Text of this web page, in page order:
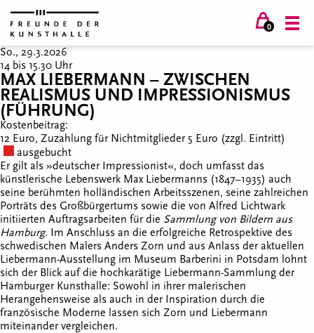
0
So., 29.3.2026
14 bis 15.30 Uhr
MAX LIEBERMANN – ZWISCHEN
REALISMUS UND IMPRESSIONISMUS
(FÜHRUNG)
Kostenbeitrag:
12 Euro, Zuzahlung für Nichtmitglieder 5 Euro (zzgl. Eintritt)
ausgebucht
Er gilt als »deutscher Impressionist«, doch umfasst das
künstlerische Lebenswerk Max Liebermanns (1847–1935) auch
seine berühmten holländischen Arbeitsszenen, seine zahlreichen
Porträts des Großbürgertums sowie die von Alfred Lichtwark
initiierten Auftragsarbeiten für die Sammlung von Bildern aus
Hamburg. Im Anschluss an die erfolgreiche Retrospektive des
schwedischen Malers Anders Zorn und aus Anlass der aktuellen
Liebermann-Ausstellung im Museum Barberini in Potsdam lohnt
sich der Blick auf die hochkarätige Liebermann-Sammlung der
Hamburger Kunsthalle: Sowohl in ihrer malerischen
Herangehensweise als auch in der Inspiration durch die
französische Moderne lassen sich Zorn und Liebermann
miteinander vergleichen.